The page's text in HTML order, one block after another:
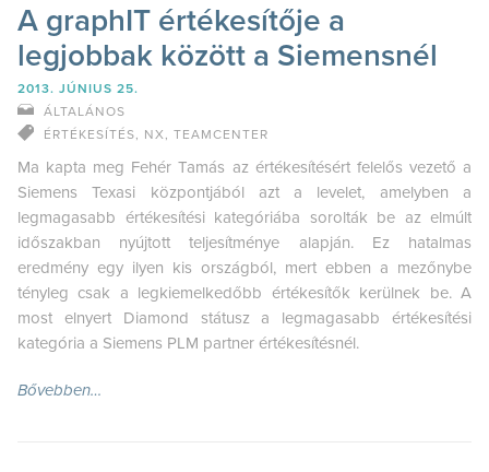
A graphIT értékesítője a
legjobbak között a Siemensnél
2013. JÚNIUS 25.
ÁLTALÁNOS
ÉRTÉKESÍTÉS, NX, TEAMCENTER
Ma kapta meg Fehér Tamás az értékesítésért felelős vezető a
Siemens Texasi központjából azt a levelet, amelyben a
legmagasabb értékesítési kategóriába sorolták be az elmúlt
időszakban nyújtott teljesítménye alapján. Ez hatalmas
eredmény egy ilyen kis országból, mert ebben a mezőnybe
tényleg csak a legkiemelkedőbb értékesítők kerülnek be. A
most elnyert Diamond státusz a legmagasabb értékesítési
kategória a Siemens PLM partner értékesítésnél.
Bővebben…